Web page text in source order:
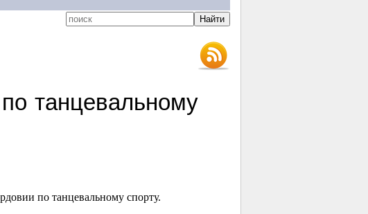
танцевальному
по танцевальному спорту.